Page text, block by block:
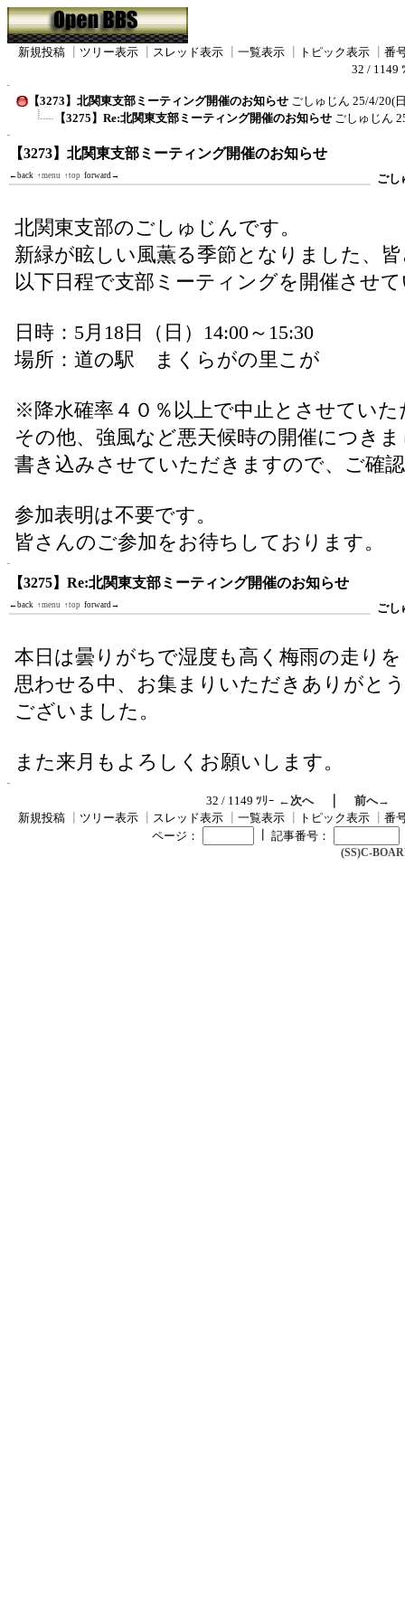
新規投稿 ツリー表示 スレッド表示 一覧表示 トピック表示
番
32 / 1149
【3273】北関東支部ミーティング開催のお知らせ ごしゅじん 25/4/20(
【3275】Re:北関東支部ミーティング開催のお知らせ ごしゅじん
【3273】北関東支部ミーティング開催のお知らせ
←back ↑menu ↑top forward→ ごし
北関東支部のごしゅじんです。
新緑が眩しい風薫る季節となりました、
以下日程で支部ミーティングを開催させ
日時：5月18日（日）14:00～15:30
場所：道の駅 まくらがの里こが
※降水確率４０％以上で中止とさせてい
その他、強風など悪天候時の開催につき
書き込みさせていただきますので、ご確
参加表明は不要です。
皆さんのご参加をお待ちしております。
【3275】Re:北関東支部ミーティング開催のお知らせ
←back ↑menu ↑top forward→ ごし
本日は曇りがちで湿度も高く梅雨の走りを
思わせる中、お集まりいただきありがとう
ございました。
また来月もよろしくお願いします。
32 / 1149 ﾂﾘｰ ←次へ｜ 前へ→
新規投稿
ツリー表示 スレッド表示 一覧表示 トピック表示
番
ページ：
記事番号：
(SS)C-